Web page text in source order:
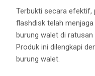
Terbukti secara efektif,
flashdisk telah
burung walet di
Produk ini dilengkapi
burung walet.